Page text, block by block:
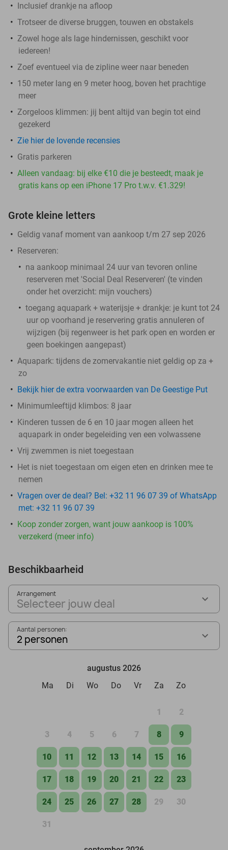
Inclusief drankje na afloop
Trotseer de diverse bruggen, touwen en obstakels
Zowel hoge als lage hindernissen, geschikt voor
iedereen!
Zoef eventueel via de zipline weer naar beneden
150 meter lang en 9 meter hoog, boven het prachtige
meer
Zorgeloos klimmen: jij bent altijd van begin tot eind
gezekerd
Zie hier de lovende recensies
Gratis parkeren
Alleen vandaag: bij elke €10 die je besteedt, maak je
gratis kans op een iPhone 17 Pro t.w.v. €1.329!
Grote kleine letters
Geldig vanaf moment van aankoop t/m 27 sep 2026
Reserveren:
na aankoop minimaal 24 uur van tevoren online
reserveren met 'Social Deal Reserveren' (te vinden
onder het overzicht: mijn vouchers)
toegang aquapark + waterijsje + drankje: je kunt tot 24
uur op voorhand je reservering gratis annuleren of
wijzigen (bij regenweer is het park open en worden er
geen boekingen aangepast)
Aquapark: tijdens de zomervakantie niet geldig op za +
zo
Bekijk hier de extra voorwaarden van De Geestige Put
Minimumleeftijd klimbos: 8 jaar
Kinderen tussen de 6 en 10 jaar mogen alleen het
aquapark in onder begeleiding ven een volwassene
Vrij zwemmen is niet toegestaan
Het is niet toegestaan om eigen eten en drinken mee te
nemen
Vragen over de deal? Bel: +32 11 96 07 39 of WhatsApp
met: +32 11 96 07 39
Koop zonder zorgen, want jouw aankoop is 100%
verzekerd (meer info)
Beschikbaarheid
Arrangement
Selecteer jouw deal
Aantal personen:
2 personen
augustus 2026
Ma
Di Wo Do Vr Za Zo
1 2
3 4 5 6 7 8 9
10 11 12 13 14 15 16
17 18 19 20 21 22 23
24 25 26 27 28 29 30
31